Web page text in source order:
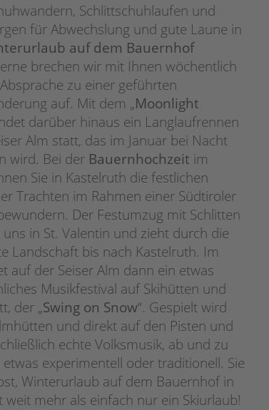
Schlittschuhlaufen und
für Abwechslung und gute Laune in
auf dem Bauernhof
brechen wir mit Ihnen wöchentlich
zu einer geführten
auf. Mit dem „Moonlight
darüber hinaus ein Langlaufrennen
Alm statt, das im Januar bei Nacht
wird. Bei der Bauernhochzeit im
Sie in Kastelruth die festlichen
Trachten im Rahmen einer Südtiroler
Der Festumzug mit Schlitten
in St. Valentin und zieht durch die
Landschaft bis nach Kastelruth. Im
auf der Seiser Alm dann ein etwas
Musikfestival auf Skihütten und
der „Swing on Snow“. Gespielt wird
und direkt auf den Pisten und
echte Volksmusik, ab und zu
etwas experimentell oder traditionell. Sie
Winterurlaub auf dem Bauernhof in
weit mehr als einfach nur ein Skiurlaub!